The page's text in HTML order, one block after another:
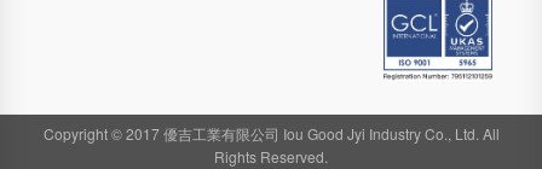
Copyright © 2017 優吉工業有限公司 Iou Good Jyi Industry Co., Ltd. All
Rights Reserved.